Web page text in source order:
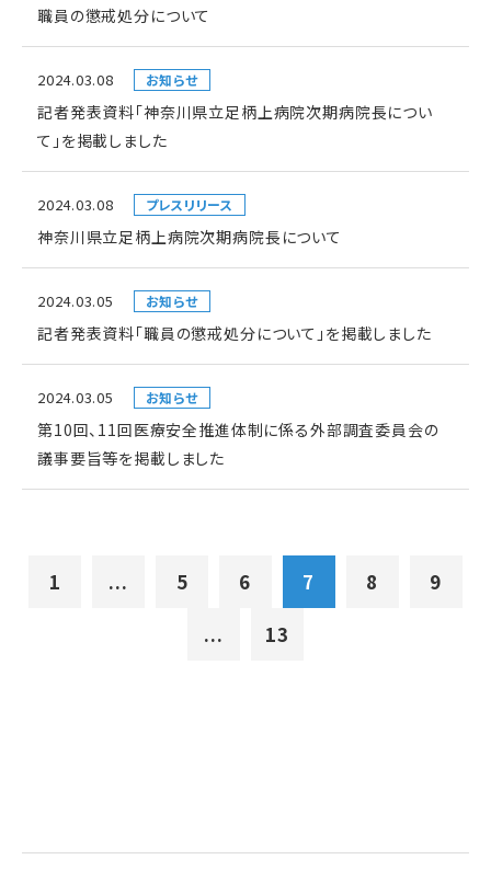
職員の懲戒処分について
2024.03.08 お知らせ
記者発表資料「神奈川県立足柄上病院次期病院長につい
て」を掲載しました
2024.03.08 プレスリリース
神奈川県立足柄上病院次期病院長について
2024.03.05 お知らせ
記者発表資料「職員の懲戒処分について」を掲載しました
2024.03.05 お知らせ
第10回、11回医療安全推進体制に係る外部調査委員会の
議事要旨等を掲載しました
1 ... 5 6 7 8
9
...
13